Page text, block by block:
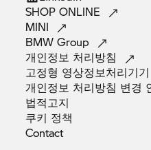
SHOPONLINE
MINI
BMWGroup
개인정보 처리방침
고정형 영상정보처리기기
개인정보 처리방침 변경
법적고지
쿠키 정책
Contact